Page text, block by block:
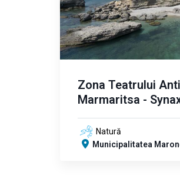
Zona Teatrului
Marmaritsa -
Natură
Municipalitatea